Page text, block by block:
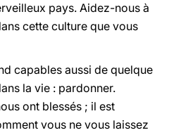
pays. Aidez-nous à
cette culture que vous
capables aussi de quelque
la vie : pardonner.
ont blessés ; il est
vous ne vous laissez